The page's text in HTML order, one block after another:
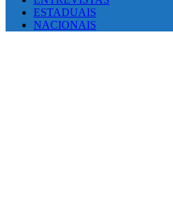
ESTADUAIS
NACIONAIS